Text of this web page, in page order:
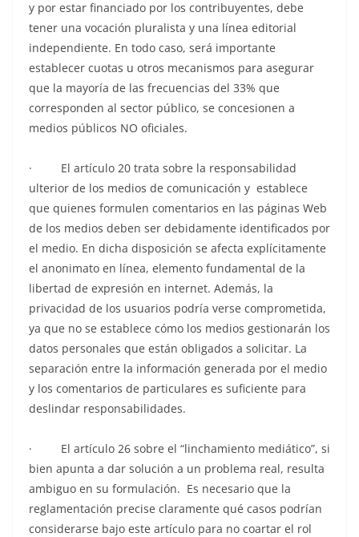
y por estar financiado por los contribuyentes, debe
tener una vocación pluralista y una línea editorial
independiente. En todo caso, será importante
establecer cuotas u otros mecanismos para asegurar
que la mayoría de las frecuencias del 33% que
corresponden al sector público, se concesionen a
medios públicos NO oficiales.
· El artículo 20 trata sobre la responsabilidad
ulterior de los medios de comunicación y establece
que quienes formulen comentarios en las páginas Web
de los medios deben ser debidamente identificados por
el medio. En dicha disposición se afecta explícitamente
el anonimato en línea, elemento fundamental de la
libertad de expresión en internet. Además, la
privacidad de los usuarios podría verse comprometida,
ya que no se establece cómo los medios gestionarán los
datos personales que están obligados a solicitar. La
separación entre la información generada por el medio
y los comentarios de particulares es suficiente para
deslindar responsabilidades.
· El artículo 26 sobre el “linchamiento mediático”, si
bien apunta a dar solución a un problema real, resulta
ambiguo en su formulación. Es necesario que la
reglamentación precise claramente qué casos podrían
considerarse bajo este artículo para no coartar el rol